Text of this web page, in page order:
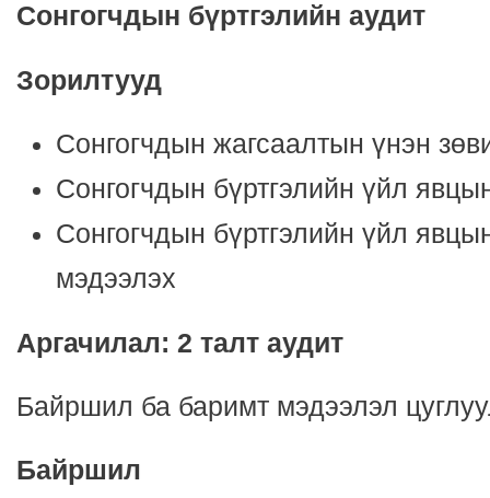
Сонгогчдын бүртгэлийн аудит
Зорилтууд
Сонгогчдын жагсаалтын үнэн
Сонгогчдын бүртгэлийн үйл
Сонгогчдын бүртгэлийн үйл
мэдээлэх
Аргачилал: 2 талт аудит
Байршил ба баримт мэдээлэл
Байршил